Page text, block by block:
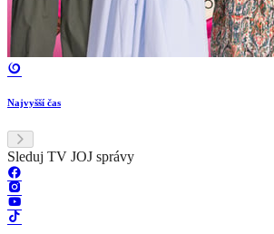
Najvyšší čas
Sleduj TV JOJ správy